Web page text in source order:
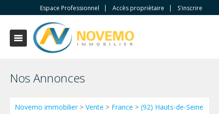
Espace Professionnel Accès propriètaire S'inscrire
Nos Annonces
Novemo immobilier> Vente > France > (92) Hauts-de-Seine